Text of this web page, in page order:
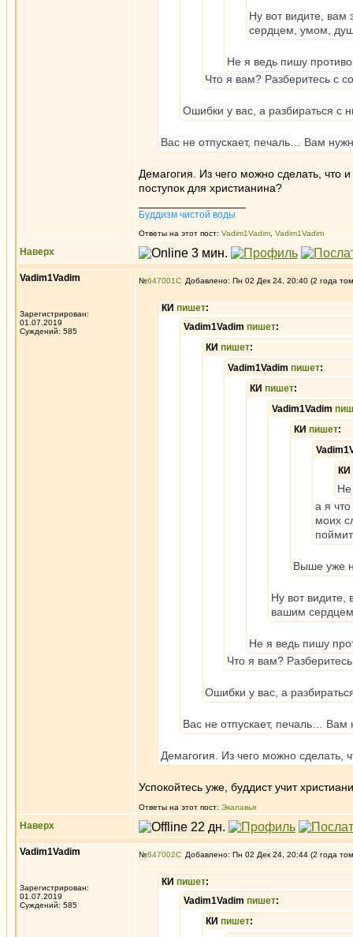
Ну вот видите, вам
сердцем, умом,
Не я ведь пишу
Что я вам? Разберитесь с
Ошибки у вас, а разбираться с
Вас не отпускает, печаль… Вам
Демагогия. Из чего можно сделать, что
поступок для христианина?
Буддизм чистой воды
Ответы на этот пост: Vadim1Vadim Vadim1Vadim
Наверх
Vadim1Vadim
Зарегистрирован:
01.07.2019
Суждений: 585
№647001 Добавлено: Пн 02 Дек 24, 20:40 (2 года
КИ пишет:
Vadim1Vadim пишет:
КИ пишет:
Vadim1Vadim пишет:
КИ пишет:
Vadim1Vadim
КИ пишет:
КИ
Не
а я
моих
Выше уже
Ну вот видите,
вашим
Не я ведь пишу
Что я вам?
Ошибки у вас, а
Вас не отпускает, печаль…
Демагогия. Из чего можно сделать,
Успокойтесь уже, буддист учит
Ответы на этот пост: Экалавья
Наверх
Vadim1Vadim
Зарегистрирован:
01.07.2019
Суждений: 585
№647002 Добавлено: Пн 02 Дек 24, 20:44 (2 года
КИ пишет:
Vadim1Vadim пишет:
КИ пишет: